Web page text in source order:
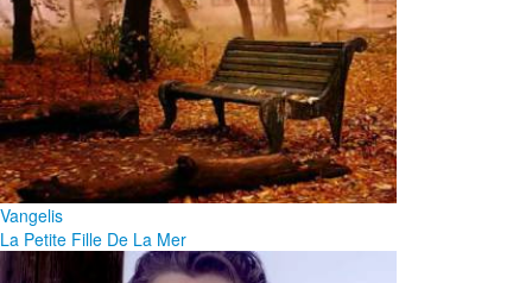
Vangelis
La Petite Fille De La Mer